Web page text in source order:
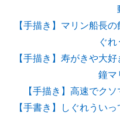
【手描き】マリン船長
ぐれ
【手描き】寿がきや大
鐘マ
【手描き】高速でク
【手書き】しぐれうい